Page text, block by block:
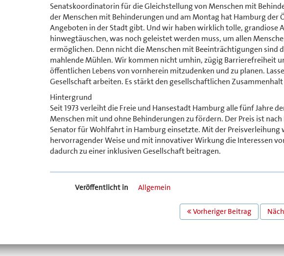
Senatskoordinatorin für die Gleichstellung von Menschen mit
der Menschen mit Behinderungen und am Montag hat Hamburg der
Angeboten in der Stadt gibt. Und wir haben wirklich tolle, grandiose
hinwegtäuschen, was noch geleistet werden muss, um allen
ermöglichen. Denn nicht die Menschen mit Beeinträchtigungen sind
mahlende Mühlen. Wir kommen nicht umhin, zügig Barrierefreiheit
öffentlichen Lebens von vornherein mitzudenken und zu planen.
Gesellschaft arbeiten. Es stärkt den gesellschaftlichen
Hintergrund
Seit 1973 verleiht die Freie und Hansestadt Hamburg alle fünf Jahre
Menschen mit und ohne Behinderungen zu fördern. Der Preis ist nach
Senator für Wohlfahrt in Hamburg einsetzte. Mit der
hervorragender Weise und mit innovativer Wirkung die Interessen
dadurch zu einer inklusiven Gesellschaft beitragen.
Veröffentlicht in Allgemein
Vorheriger Beitrag